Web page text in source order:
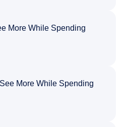
More While Spending
More While Spending